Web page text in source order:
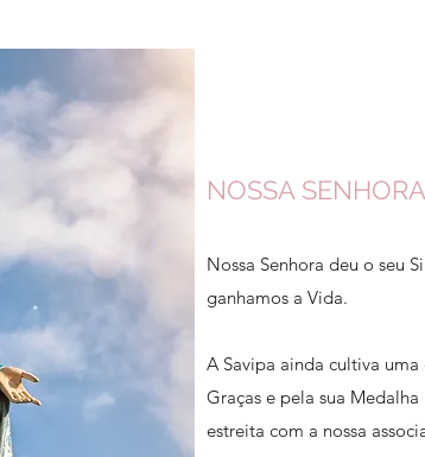
NOSSA
Nossa Senhora deu o seu
ganhamos a Vida.
A Savipa ainda cultiva
Graças e pela sua
estreita com a nossa